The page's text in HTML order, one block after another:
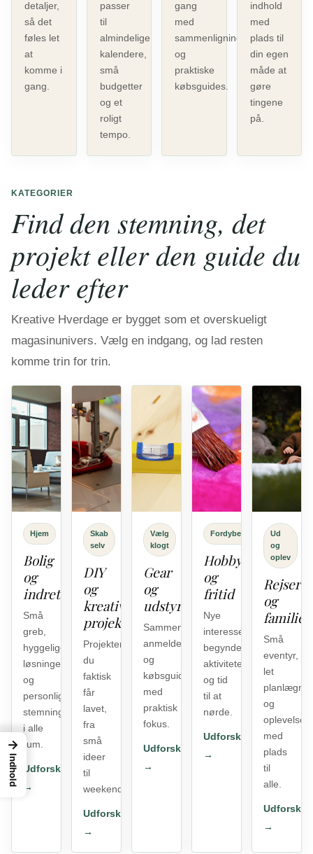
detaljer,
så det
føles let
at
komme i
gang.
passer
til
almindelige
kalendere,
små
budgetter
og et
roligt
tempo.
gang
med
sammenligninger
og
praktiske
købsguides.
indhold
med
plads til
din egen
måde at
gøre
tingene
på.
KATEGORIER
Find den stemning, det
projekt eller den guide du
leder efter
Kreative Hverdage er bygget som et overskueligt
magasinunivers. Vælg en indgang, og lad resten
komme trin for trin.
Hjem
Bolig
og
indretning
Små
greb,
hyggelige
løsninger
og
personlig
stemning
i alle
rum.
Udforsk
→
Skab
selv
DIY
og
kreative
projekter
Projekter
du
faktisk
får
lavet,
fra
små
ideer
til
weekendforvandlinger.
Udforsk
→
Vælg
klogt
Gear
og
udstyr
Sammenligninger,
anmeldelser
og
købsguides
med
praktisk
fokus.
Udforsk
→
Fordybelse
Hobby
og
fritid
Nye
interesser,
begyndervenlige
aktiviteter
og tid
til at
nørde.
Udforsk
→
Ud
og
oplev
Rejser
og
Små
eventyr,
let
og
oplevelser
med
plads
til
alle.
Udforsk
→
→
Indhold